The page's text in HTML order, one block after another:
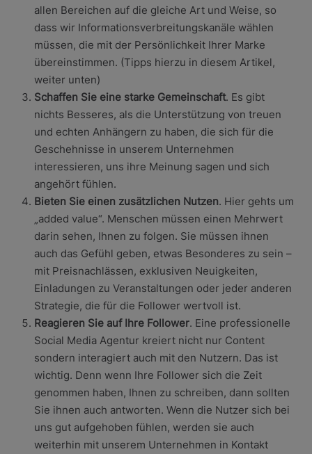
allen Bereichen auf die gleiche Art und Weise, so
dass wir Informationsverbreitungskanäle wählen
müssen, die mit der Persönlichkeit Ihrer Marke
übereinstimmen. (Tipps hierzu in diesem Artikel,
weiter unten)
Schaffen Sie eine starke Gemeinschaft. Es gibt
nichts Besseres, als die Unterstützung von treuen
und echten Anhängern zu haben, die sich für die
Geschehnisse in unserem Unternehmen
interessieren, uns ihre Meinung sagen und sich
angehört fühlen.
Bieten Sie einen zusätzlichen Nutzen. Hier gehts um
„added value“. Menschen müssen einen Mehrwert
darin sehen, Ihnen zu folgen. Sie müssen ihnen
auch das Gefühl geben, etwas Besonderes zu sein –
mit Preisnachlässen, exklusiven Neuigkeiten,
Einladungen zu Veranstaltungen oder jeder anderen
Strategie, die für die Follower wertvoll ist.
Reagieren Sie auf Ihre Follower. Eine professionelle
Social Media Agentur kreiert nicht nur Content
sondern interagiert auch mit den Nutzern. Das ist
wichtig. Denn wenn Ihre Follower sich die Zeit
genommen haben, Ihnen zu schreiben, dann sollten
Sie ihnen auch antworten. Wenn die Nutzer sich bei
uns gut aufgehoben fühlen, werden sie auch
weiterhin mit unserem Unternehmen in Kontakt